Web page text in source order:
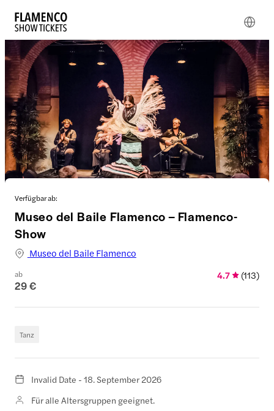
Verfügbar ab:
Museo del Baile Flamenco – Flamenco-
Show
Museo del Baile Flamenco
ab
29 €
4.7 (113)
Tanz
Invalid Date - 18. September 2026
Für alle Altersgruppen geeignet.